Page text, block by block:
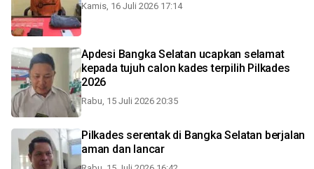
Kamis, 16 Juli 2026 17:14
Apdesi Bangka Selatan ucapkan selamat
kepada tujuh calon kades terpilih Pilkades
2026
Rabu, 15 Juli 2026 20:35
Pilkades serentak di Bangka Selatan berjalan
aman dan lancar